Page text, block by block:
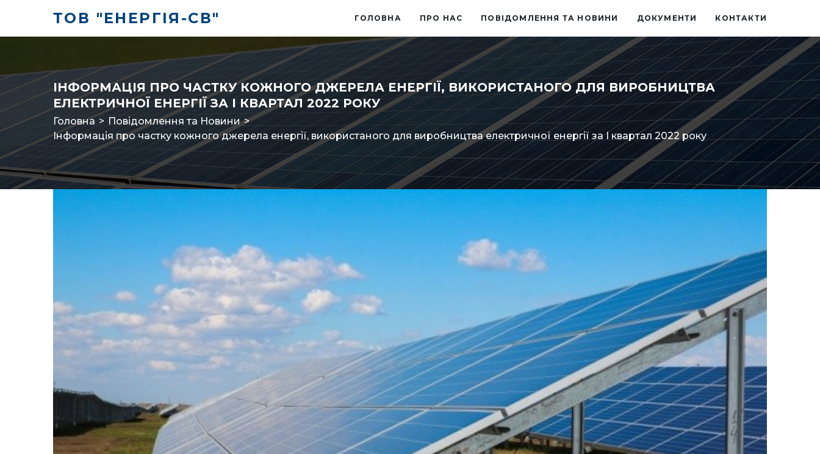
ТОВ "ЕНЕРГІЯ-СВ" ГОЛОВНА ПРО НАС ПОВІДОМЛЕННЯ ТА НОВИНИ ДОКУМЕНТИ КОНТАКТИ
ІНФОРМАЦІЯ ПРО ЧАСТКУ КОЖНОГО ДЖЕРЕЛА ЕНЕРГІЇ, ВИКОРИСТАНОГО ДЛЯ ВИРОБНИЦТВА
ЕЛЕКТРИЧНОЇ ЕНЕРГІЇ ЗА І КВАРТАЛ 2022 РОКУ
Головна > Повідомлення та Новини >
Інформація про частку кожного джерела енергії, використаного для виробництва електричної енергії за І квартал 2022 року